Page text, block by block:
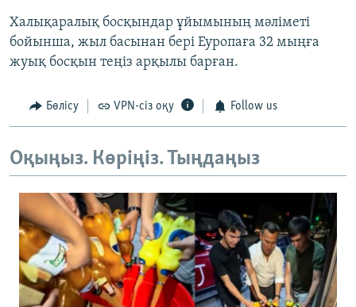
Халықаралық босқындар ұйымының мәліметі
бойынша, жыл басынан бері Еуропаға 32 мыңға
жуық босқын теңіз арқылы барған.
Бөлісу VPN-сіз оқу Follow us
Оқыңыз. Көріңіз. Тыңдаңыз